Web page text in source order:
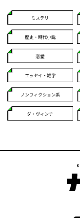
ミステリ
歴史・時代小説
恋愛
エッセイ・雑学
ノンフィクション系
ダ・ヴィンチ